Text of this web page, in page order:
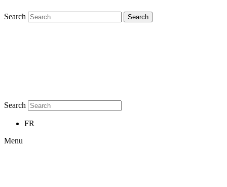
Search Search
Search
FR
Menu